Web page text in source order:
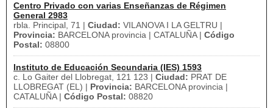
Centro Privado con varias Enseñanzas de Régimen
General 2983
rbla. Principal, 71 | Ciudad: VILANOVA I LA GELTRU |
Provincia: BARCELONA provincia | CATALUÑA | Código
Postal: 08800
Instituto de Educación Secundaria (IES) 1593
c. Lo Gaiter del Llobregat, 121 123 | Ciudad: PRAT DE
LLOBREGAT (EL) | Provincia: BARCELONA provincia |
CATALUÑA | Código Postal: 08820